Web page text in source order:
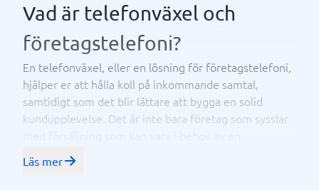
Vad är telefonväxel och
företagstelefoni?
En telefonväxel, eller en lösning för företagstelefoni,
hjälper er att hålla koll på inkommande samtal,
samtidigt som det blir lättare att bygga en solid
kundupplevelse. Det är inte bara företag som sysslar
telefonväxel. Det finns enklare system som sköter er
kommunikation utåt, eller smarta
Läs mer